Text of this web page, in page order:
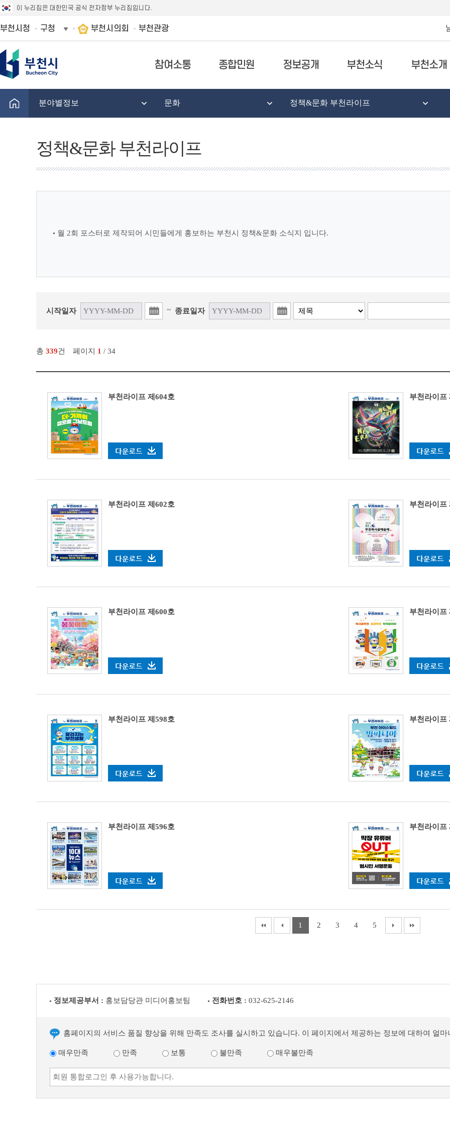
이 누리집은 대한민국 공식 전자정부 누리집입니다.
부천시청 구청 부천시의회 부천관광
참여소통 종합민원 정보공개 부천소식 부천소개
분야별정보 문화 정책&문화 부천라이프
정책&문화 부천라이프
월 2회 포스터로 제작되어 시민들에게 홍보하는 부천시 정책&문화 소식지 입니다.
시작일자 ~ 종료일자
총 339건 페이지 1 / 34
부천라이프 제604호 부천라이프
부천라이프 제602호 부천라이프
부천라이프 제600호 부천라이프
부천라이프 제598호 부천라이프
부천라이프 제596호 부천라이프
1 2 3 4 5
정보제공부서 : 홍보담당관 미디어홍보팀 전화번호 : 032-625-2146
홈페이지의 서비스 품질 향상을 위해 만족도 조사를 실시하고 있습니다. 이 페이지에서 제공하는 정보에 대하여 얼마
매우만족 만족 보통 불만족 매우불만족